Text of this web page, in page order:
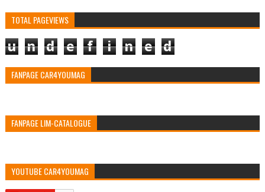
TOTAL PAGEVIEWS
u n d e f i n e d
FANPAGE CAR4YOUMAG
FANPAGE LIM-CATALOGUE
YOUTUBE CAR4YOUMAG